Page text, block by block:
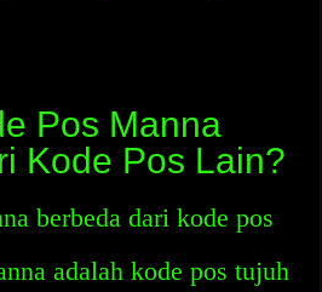
Pos Manna
Kode Pos Lain?
berbeda dari kode pos
adalah kode pos tujuh